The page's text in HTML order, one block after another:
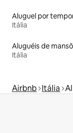
Itália
Aluguéis de
Itália
Airbnb Itália